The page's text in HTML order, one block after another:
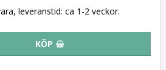
leveranstid: ca 1-2 veckor.
KÖP